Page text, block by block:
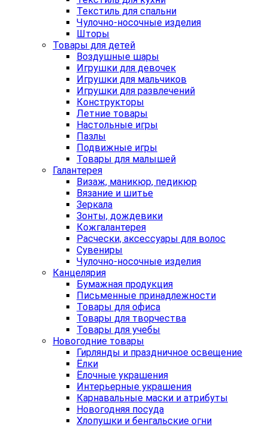
Текстиль для спальни
Чулочно-носочные изделия
Шторы
Товары для детей
Воздушные шары
Игрушки для девочек
Игрушки для мальчиков
Игрушки для развлечений
Конструкторы
Летние товары
Настольные игры
Пазлы
Подвижные игры
Товары для малышей
Галантерея
Визаж, маникюр, педикюр
Вязание и шитье
Зеркала
Зонты, дождевики
Кожгалантерея
Расчески, аксессуары для волос
Сувениры
Чулочно-носочные изделия
Канцелярия
Бумажная продукция
Письменные принадлежности
Товары для офиса
Товары для творчества
Товары для учебы
Новогодние товары
Гирлянды и праздничное освещение
Ёлки
Ёлочные украшения
Интерьерные украшения
Карнавальные маски и атрибуты
Новогодняя посуда
Хлопушки и бенгальские огни